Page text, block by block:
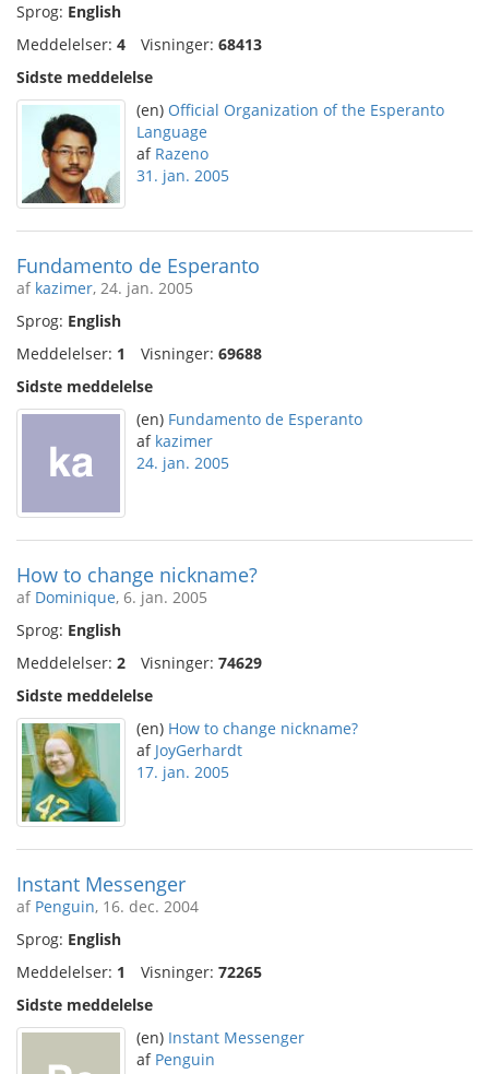
Sprog: English
Meddelelser: 4 Visninger: 68413
Sidste meddelelse
(en) Official Organization of the Esperanto
Language
af Razeno
31. jan. 2005
Fundamento de Esperanto
af kazimer, 24. jan. 2005
Sprog: English
Meddelelser: 1 Visninger: 69688
Sidste meddelelse
(en) Fundamento de Esperanto
af kazimer
24. jan. 2005
How to change nickname?
af Dominique, 6. jan. 2005
Sprog: English
Meddelelser: 2 Visninger: 74629
Sidste meddelelse
(en) How to change nickname?
af JoyGerhardt
17. jan. 2005
Instant Messenger
af Penguin, 16. dec. 2004
Sprog: English
Meddelelser: 1 Visninger: 72265
Sidste meddelelse
(en) Instant Messenger
af Penguin